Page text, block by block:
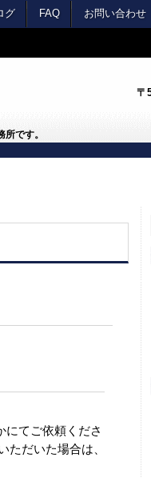
です。
〒
グ FAQ お問い合わせ
にてご依頼くださ
ただいた場合は、